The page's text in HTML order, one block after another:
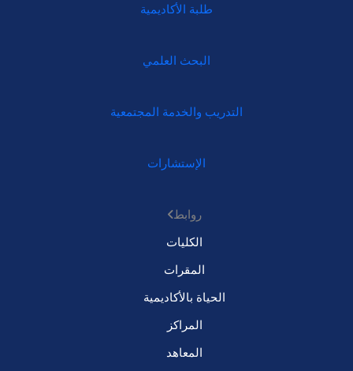
طلبة الأكاديمية
البحث العلمي
التدريب والخدمة المجتمعية
الإستشارات
روابط
الكليات
المقرات
الحياة بالأكاديمية
المراكز
المعاهد